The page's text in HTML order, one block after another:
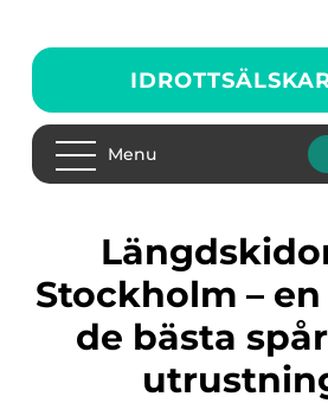
Menu
Längdskidor nära
Stockholm –
de bästa